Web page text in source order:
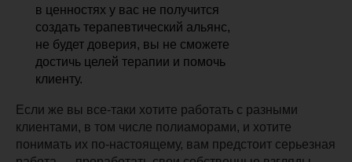
в ценностях у вас не получится
создать терапевтический альянс,
не будет доверия, вы не сможете
достичь целей терапии и помочь
клиенту.
Если же вы все-таки хотите работать с разными
клиентами, в том числе полиаморами, и хотите
понимать их по-настоящему, вам предстоит серьезная